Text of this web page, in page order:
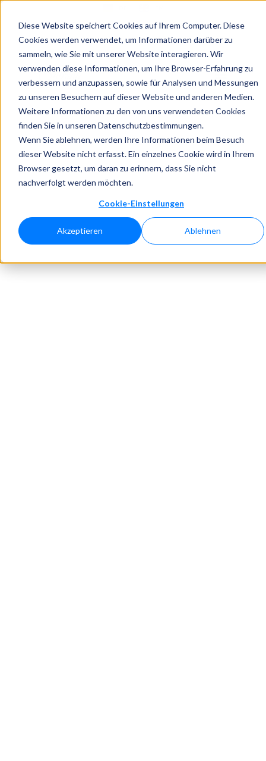
Diese Website speichert Cookies auf Ihrem Computer. Diese
Cookies werden verwendet, um Informationen darüber zu
sammeln, wie Sie mit unserer Website interagieren. Wir
verwenden diese Informationen, um Ihre Browser-Erfahrung zu
verbessern und anzupassen, sowie für Analysen und Messungen
zu unseren Besuchern auf dieser Website und anderen Medien.
Weitere Informationen zu den von uns verwendeten Cookies
finden Sie in unseren Datenschutzbestimmungen.
Wenn Sie ablehnen, werden Ihre Informationen beim Besuch
dieser Website nicht erfasst. Ein einzelnes Cookie wird in Ihrem
Browser gesetzt, um daran zu erinnern, dass Sie nicht
nachverfolgt werden möchten.
Cookie-Einstellungen
Akzeptieren Ablehnen